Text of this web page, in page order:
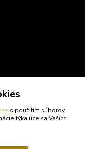
s použitím súborov
týkajúce sa Vašich